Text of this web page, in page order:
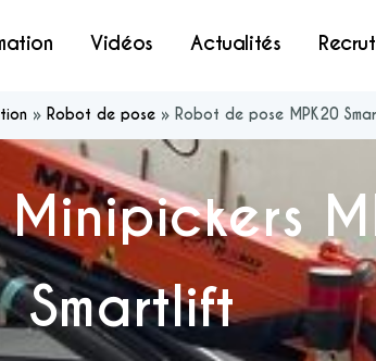
Vidéos Actualités
» Robot de pose » Robot de pose MPK20
Smartlift